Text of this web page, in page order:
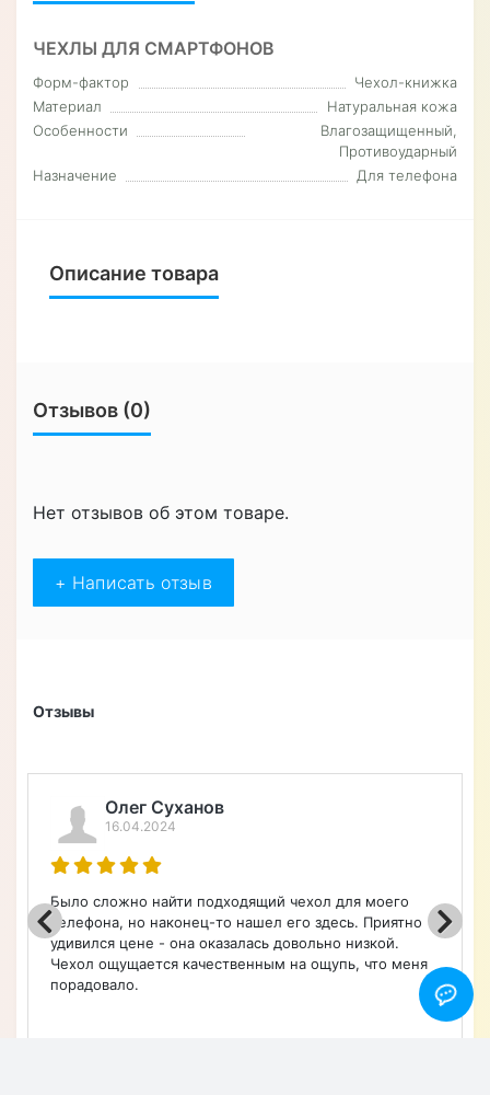
ЧЕХЛЫ ДЛЯ СМАРТФОНОВ
Форм-фактор
Чехол-книжка
Материал
Натуральная кожа
Особенности
Влагозащищенный,
Противоударный
Назначение
Для телефона
Описание товара
Отзывов (0)
Нет отзывов об этом товаре.
+ Написать отзыв
Отзывы
Олег Суханов
16.04.2024
Было сложно найти подходящий чехол для моего
телефона, но наконец-то нашел его здесь. Приятно
удивился цене - она оказалась довольно низкой.
Чехол ощущается качественным на ощупь, что меня
порадовало.